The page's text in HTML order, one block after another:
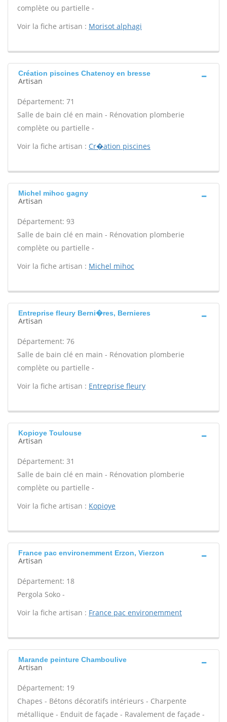
complète ou partielle -
Voir la fiche artisan : Morisot alphagi
Création piscines Chatenoy en bresse
Artisan
Département: 71
Salle de bain clé en main - Rénovation plomberie
complète ou partielle -
Voir la fiche artisan : Cr�ation piscines
Michel mihoc gagny
Artisan
Département: 93
Salle de bain clé en main - Rénovation plomberie
complète ou partielle -
Voir la fiche artisan : Michel mihoc
Entreprise fleury Berni�res, Bernieres
Artisan
Département: 76
Salle de bain clé en main - Rénovation plomberie
complète ou partielle -
Voir la fiche artisan : Entreprise fleury
Kopioye Toulouse
Artisan
Département: 31
Salle de bain clé en main - Rénovation plomberie
complète ou partielle -
Voir la fiche artisan : Kopioye
France pac environemment Erzon, Vierzon
Artisan
Département: 18
Pergola Soko -
Voir la fiche artisan : France pac environemment
Marande peinture Chamboulive
Artisan
Département: 19
Chapes - Bétons décoratifs intérieurs - Charpente
métallique - Enduit de façade - Ravalement de façade -